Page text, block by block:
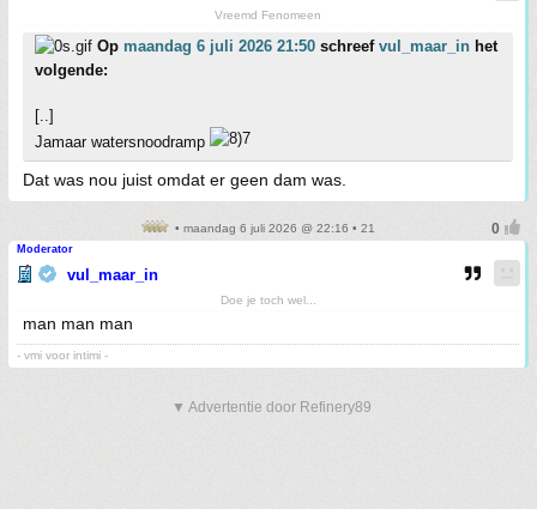
Vreemd Fenomeen
Op maandag 6 juli 2026 21:50 schreef vul_maar_in het
volgende:
[..]
Jamaar watersnoodramp
Dat was nou juist omdat er geen dam was.
• maandag 6 juli 2026 @ 22:16 • 21
Moderator
vul_maar_in
Doe je toch wel...
man man man
- vmi voor intimi -
▼ Advertentie door Refinery89